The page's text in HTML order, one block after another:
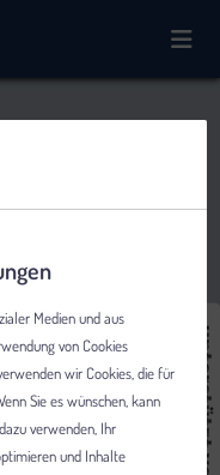
Medien und aus
von Cookies
wir Cookies, die für
Sie es wünschen, kann
verwenden, Ihr
und Inhalte